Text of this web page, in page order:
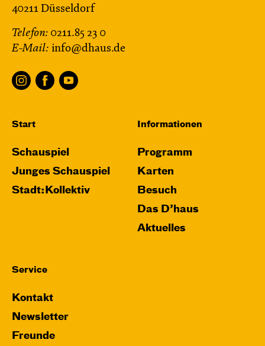
40211 Düsseldorf
Telefon: 0211.85 23 0
E-Mail: info@dhaus.de
Start
Schauspiel
Junges Schauspiel
Stadt:Kollektiv
Informationen
Programm
Karten
Besuch
Das D’haus
Aktuelles
Service
Kontakt
Newsletter
Freunde